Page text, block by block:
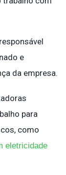
e
da empresa.
para
como
eletricidade